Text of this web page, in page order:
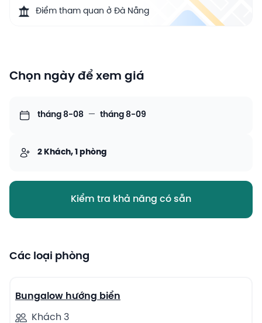
5000 Da Nang, Vietnam
Điểm tham quan ở Đà Nẵng
Chọn ngày để xem giá
tháng 8-08 — tháng 8-09
2 Khách, 1 phòng
Kiểm tra khả năng có sẵn
Các loại phòng
Bungalow hướng biển
Khách 3